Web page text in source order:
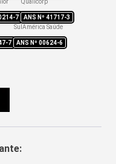
7
Qualicorp
ANS Nº 41717-3
7
SulAmérica Saúde
ANS Nº 00624-6